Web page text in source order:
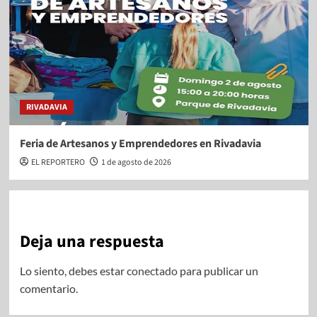
RIVADAVIA
Feria de Artesanos y Emprendedores en Rivadavia
EL REPORTERO 1 de agosto de 2026
Deja una respuesta
Lo siento, debes estarconectadopara publicar un
comentario.